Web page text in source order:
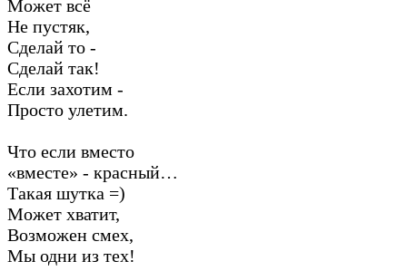
Может всё
Не пустяк,
Сделай то -
Сделай так!
Если захотим -
Просто улетим.
Что если вместо
«вместе» - красный…
Такая шутка =)
Может хватит,
Возможен смех,
Мы одни из тех!